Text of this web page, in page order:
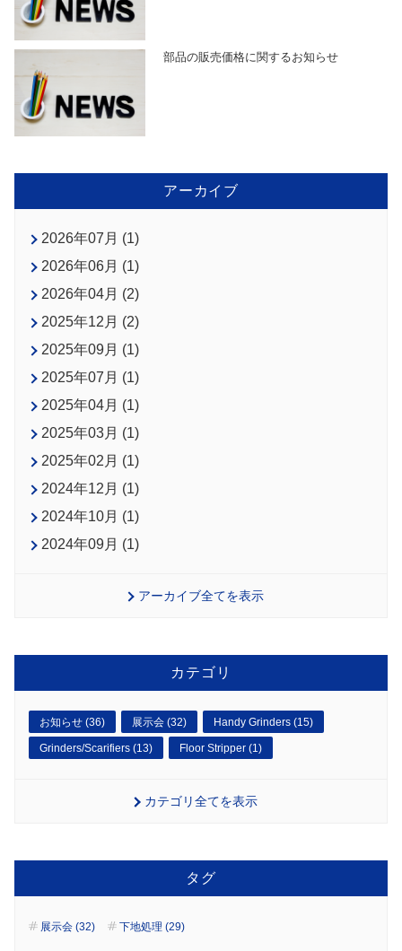
部品の販売価格に関するお知らせ
アーカイブ
2026年07月 (1)
2026年06月 (1)
2026年04月 (2)
2025年12月 (2)
2025年09月 (1)
2025年07月 (1)
2025年04月 (1)
2025年03月 (1)
2025年02月 (1)
2024年12月 (1)
2024年10月 (1)
2024年09月 (1)
アーカイブ全てを表示
カテゴリ
お知らせ (36) 展示会 (32) Handy Grinders (15)
Grinders/Scarifiers (13) Floor Stripper (1)
カテゴリ全てを表示
タグ
展示会 (32) 下地処理 (29)